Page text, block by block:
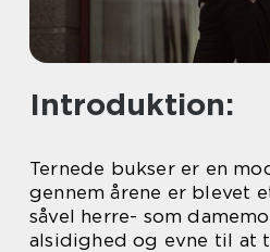
Introduktion:
Ternede bukser er en
gennem årene er blevet
såvel herre- som
alsidighed og evne til at